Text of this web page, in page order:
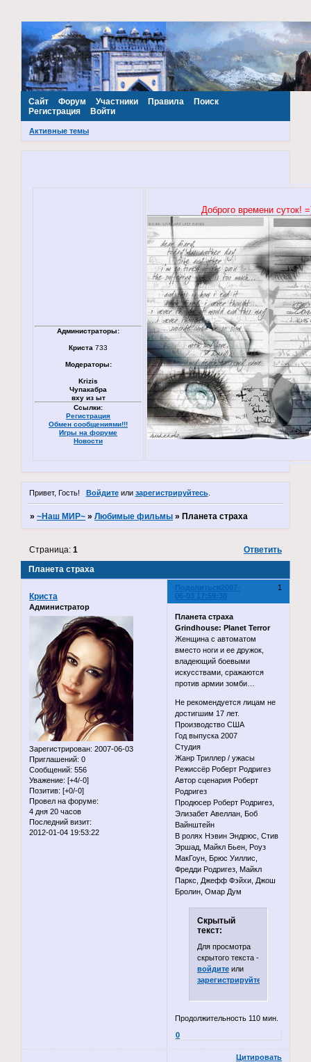
~Наш МИР~
Сайт Форум Участники Правила
Поиск
Регистрация
Войти
Активные темы
Администраторы:
Криста 733
Модераторы:
Krizis
Чупакабра
вху из ыт
Ссылки:
Регистрация
Обмен сообщениями!!!
Игры на форуме
Новости
Доброго времени суток!
Привет, Гость! Войдитеили зарегистрируйтесь.
»~Наш МИР~ »Любимые фильмы » Планета страха
Планета страха
Страница:1 Ответить
Поделиться 1
2007-
06-03 17:59:38
Криста
Администратор
Зарегистрирован: 2007-06-03
Приглашений: 0
Сообщений: 556
Уважение: [+4/-0]
Позитив: [+0/-0]
Провел на форуме:
4 дня 20 часов
Последний визит:
2012-01-04 19:53:22
Планета страха
Grindhouse: Planet Terror
Женщина с автоматом
вместо ноги и ее дружок,
владеющий боевыми
искусствами, сражаются
против армии зомби…
Не рекомендуется лицам не
достигшим 17 лет.
Производство США
Год выпуска 2007
Студия
Жанр Триллер / ужасы
Режиссёр Роберт Родригез
Автор сценария Роберт
Родригез
Продюсер Роберт Родригез,
Элизабет Авеллан, Боб
Вайнштейн
В ролях Нэвин Эндрюс, Стив
Эршад, Майкл Бьен, Роуз
МакГоун, Брюс Уиллис,
Фредди Родригез, Майкл
Паркс, Джефф Фэйхи, Джош
Бролин, Омар Дум
Скрытый
текст:
Для просмотра
скрытого текста -
войдитеили
зарегистрируйтесь
Продолжительность 110 мин.
0
Цитировать